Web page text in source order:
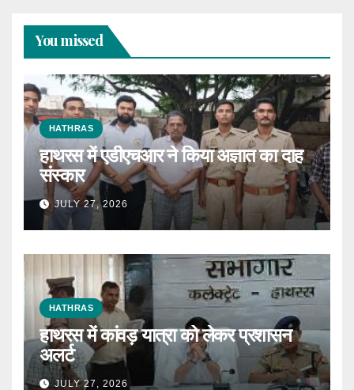
You missed
HATHRAS
हाथरस में एडीएचआर ने किया अज्ञात का दाह
संस्कार
JULY 27, 2026
HATHRAS
हाथरस में कांवड़ यात्रा को लेकर प्रशासन
अलर्ट
JULY 27, 2026